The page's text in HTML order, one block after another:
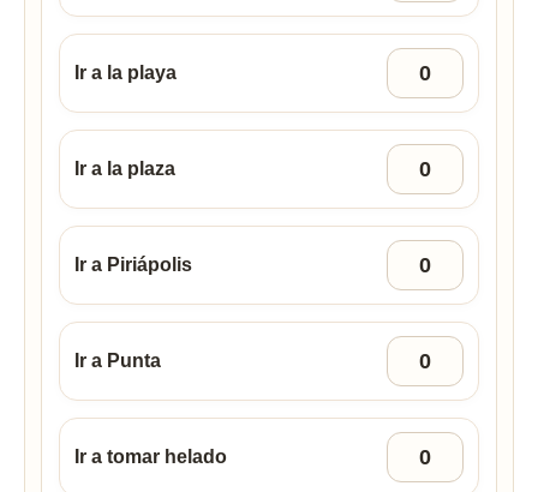
Ir a la playa
Ir a la plaza
Ir a Piriápolis
Ir a Punta
Ir a tomar helado